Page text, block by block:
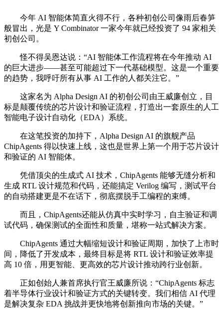
今年 AI 智能体简直火得不行，各种初创公司像雨后春笋
般冒出，光是 Y Combinator 一家今年就已经投资了 94 家相关
初创公司。
怪不得吴恩达说：“AI 智能体工作流程将在今年推动 AI
的巨大进步——甚至可能超过下一代基础模型。这是一个重要
的趋势，我呼吁所有从事 AI 工作的人都关注它。”
这家名为 Alpha Design AI 的初创公司由王威廉创立，目
标是颠覆传统的芯片设计和验证流程，打造出一套原生的人工
智能电子设计自动化（EDA）系统。
在这笔投资的加持下，Alpha Design AI 的旗舰产品
ChipAgents 得以快速上线，这也是世界上第一个用于芯片设计
和验证的 AI 智能体。
凭借顶尖的生成式 AI 技术，ChipAgents 能够无缝分析和
生成 RTL 设计规范和代码，还能搞定 Verilog 编写，测试平台
的自动搭建更是不在话下，彻底摆脱手工编程的束缚。
而且，ChipAgents还能从仿真中实时学习，自主验证和调
试代码，确保测试的全面性和质量，堪称一站式解决方案。
ChipAgents 通过大幅缩短设计和验证周期，加快了上市时
间，降低了开发成本，最终目标是将 RTL 设计和验证效率提
高 10 倍，用更智能、更高效的芯片设计推动跨行业创新。
正如创始人兼首席执行官王威廉所说：“ChipAgents 标志
着半导体行业设计和验证方式的关键转变。我们相信 AI 代理
是解决复杂 EDA 挑战并更快地将创新推向市场的关键。”